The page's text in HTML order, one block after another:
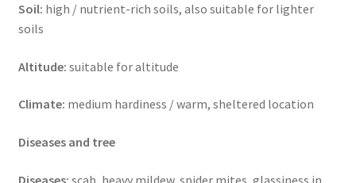
Soil: high / nutrient-rich soils, also suitable for lighter
soils
Altitude: suitable for altitude
Climate: medium hardiness / warm, sheltered location
Diseases and tree
Diseases: scab, heavy mildew, spider mites, glassiness in